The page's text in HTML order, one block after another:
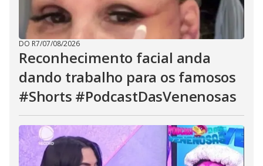
DO R7/07/08/2026
Reconhecimento facial anda
dando trabalho para os famosos
#Shorts #PodcastDasVenenosas